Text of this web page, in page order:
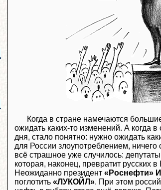
Когда в стране намечаются
ожидать каких-то изменений. А когда
дня, стало понятно: нужно ожидать
для России злоупотреблением, ничего
всё страшное уже случилось:
которая, наконец, превратит русских в
Неожиданно президент «Роснефти»
поглотить «ЛУКОЙЛ». При этом